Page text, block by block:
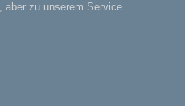
aber zu unserem Service